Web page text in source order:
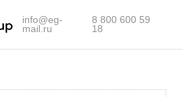
info@eg-
mail.ru
8 800 600 59
18